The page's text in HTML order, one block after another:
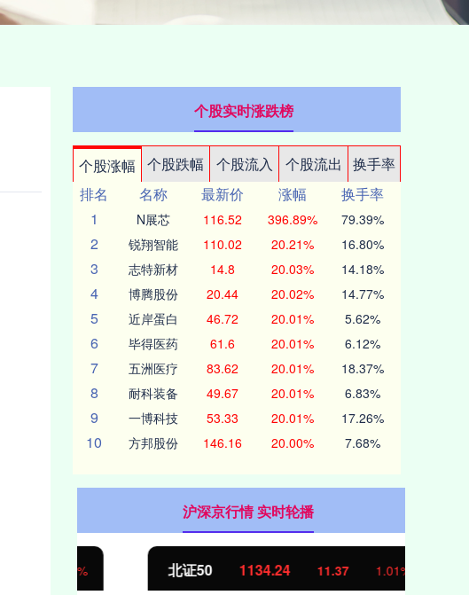
个股实时涨跌榜
个股涨幅 个股跌幅 个股流入 个股流出
换手率
排名
名称 最新价 涨幅
换手率
1
N展芯 116.52 396.89% 79.39%
2 锐翔智能 110.02 20.21% 16.80%
3 志特新材 14.8 20.03% 14.18%
4 博腾股份 20.44 20.02% 14.77%
5 近岸蛋白 46.72 20.01% 5.62%
6 毕得医药 61.6 20.01% 6.12%
7 五洲医疗 83.62 20.01% 18.37%
8 耐科装备 49.67 20.01% 6.83%
9 一博科技 53.33 20.01% 17.26%
10 方邦股份 146.16 20.00% 7.68%
沪深京行情 实时轮播
1134.24 11.37 1.01%